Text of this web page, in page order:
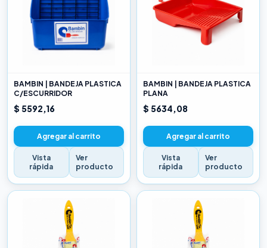
BAMBIN | BANDEJA PLASTICA
C/ESCURRIDOR
$ 5592,16
Agregar al carrito
Vista
rápida
Ver
producto
BAMBIN | BANDEJA PLASTICA
PLANA
$ 5634,08
Agregar al carrito
Vista
rápida
Ver
producto